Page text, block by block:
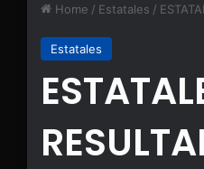
Home / Estatales /
Estatales